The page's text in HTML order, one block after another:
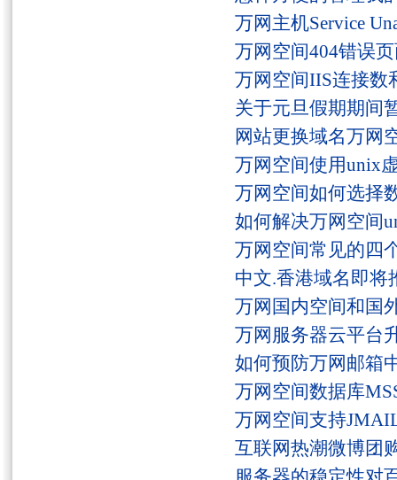
万网主机Service
万网空间404错误
万网空间IIS连接数
关于元旦假期期间
网站更换域名万网
万网空间使用unix
万网空间如何选择
如何解决万网空间
万网空间常见的四
中文.香港域名即将
万网国内空间和国
万网服务器云平台
如何预防万网邮箱
万网空间数据库
万网空间支持
互联网热潮微博团